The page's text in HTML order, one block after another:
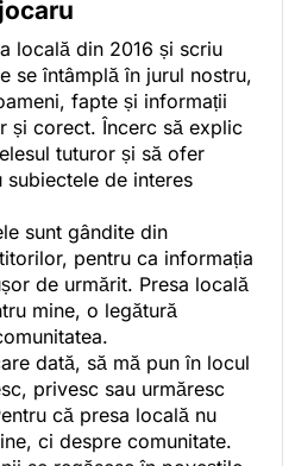
locală din 2016 și scriu
se întâmplă în jurul nostru,
fapte și informații
și corect. Încerc să explic
tuturor și să ofer
de interes
sunt gândite din
pentru ca informația
de urmărit. Presa locală
mine, o legătură
dată, să mă pun în locul
privesc sau urmăresc
că presa locală nu
ci despre comunitate.